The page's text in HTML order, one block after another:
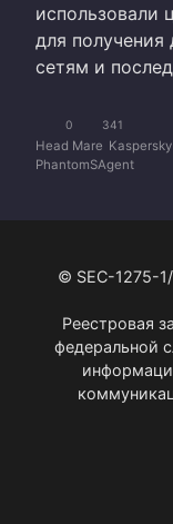
использовали
для
сетям и
0 341
Head Mare
PhantomSAgent
© SEC-1275-
Реестровая
федеральной